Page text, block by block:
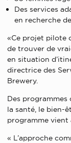
Des services
en recherche
«Ce projet pilote
de trouver de
en situation
directrice des
Brewery.
Des
la santé, le bien-
programme vient
« L’approche